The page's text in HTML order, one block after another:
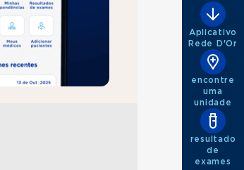
Aplicativo
Rede D'Or
encontre
uma
unidade
resultado
de
exames